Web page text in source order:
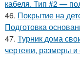
кабеля. Тип #2 —
46. Покрытие на
Подготовка
47. Турник дома
чертежи, размеры и